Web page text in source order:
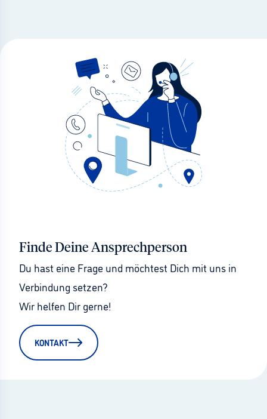
Finde Deine Ansprechperson
Du hast eine Frage und möchtest Dich mit uns in
Verbindung setzen?
Wir helfen Dir gerne!
KONTAKT